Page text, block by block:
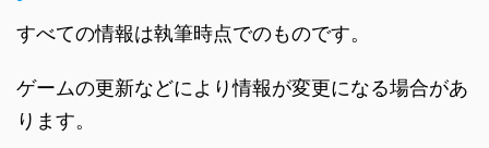
すべての情報は執筆時点でのものです。
ゲームの更新などにより情報が変更になる場合があ
ります。